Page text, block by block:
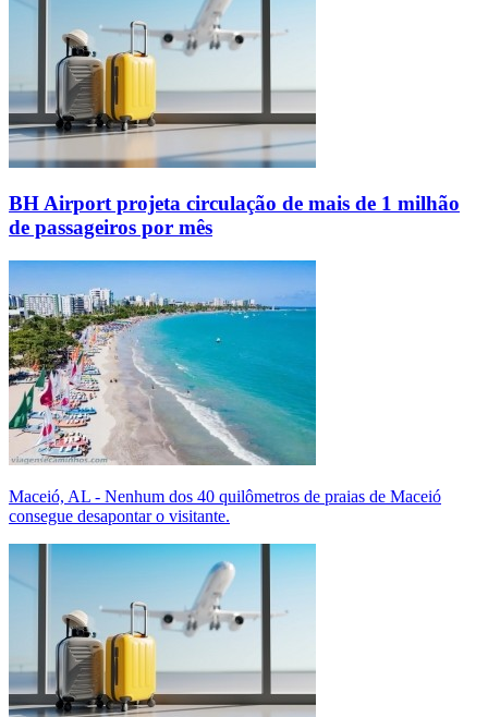
BH Airport projeta circulação de mais de 1 milhão
de passageiros por mês
Maceió, AL - Nenhum dos 40 quilômetros de praias de Maceió
consegue desapontar o visitante.